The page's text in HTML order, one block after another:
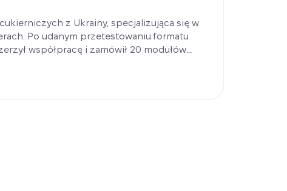
z Ukrainy, specjalizująca się w
Po udanym przetestowaniu formatu
współpracę i zamówił 20 modułów
mrożone. Projekt pomaga firmie